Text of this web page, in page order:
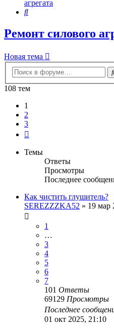
агрегата
Поиск
Ремонт силового
Новая тема
108 тем
1
2
3
Темы
Ответы
Просмотры
Последнее
Как чистить глушитель?
SEREZZZKA52 » 19 мар
1
…
3
4
5
6
7
101 Ответы
69129 Просмотры
Последнее
01 окт 2025, 21:10